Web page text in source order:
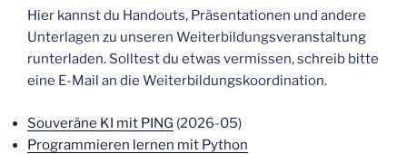
Hier kannst du Handouts, Präsentationen und andere
Unterlagen zu unseren Weiterbildungsveranstaltung
runterladen. Solltest du etwas vermissen, schreib bitte
eine E-Mail an die Weiterbildungskoordination.
Souveräne KI mit PING (2026-05)
Programmieren lernen mit Python